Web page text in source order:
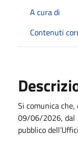
A cura di
Contenuti
Si comunica che,
09/06/2026, dal
pubblico